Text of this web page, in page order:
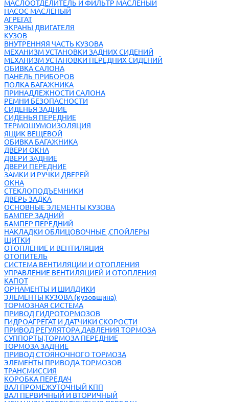
МАСЛООТДЕЛИТЕЛЬ И ФИЛЬТР МАСЛЕНЫЙ
НАСОС МАСЛЕНЫЙ
АГРЕГАТ
ЭКРАНЫ ДВИГАТЕЛЯ
КУЗОВ
ВНУТРЕННЯЯ ЧАСТЬ КУЗОВА
МЕХАНИЗМ УСТАНОВКИ ЗАДНИХ СИДЕНИЙ
МЕХАНИЗМ УСТАНОВКИ ПЕРЕДНИХ СИДЕНИЙ
ОБИВКА САЛОНА
ПАНЕЛЬ ПРИБОРОВ
ПОЛКА БАГАЖНИКА
ПРИНАДЛЕЖНОСТИ САЛОНА
РЕМНИ БЕЗОПАСНОСТИ
СИДЕНЬЯ ЗАДНИЕ
СИДЕНЬЯ ПЕРЕДНИЕ
ТЕРМОШУМОИЗОЛЯЦИЯ
ЯЩИК ВЕЩЕВОЙ
ОБИВКА БАГАЖНИКА
ДВЕРИ ОКНА
ДВЕРИ ЗАДНИЕ
ДВЕРИ ПЕРЕДНИЕ
ЗАМКИ И РУЧКИ ДВЕРЕЙ
ОКНА
СТЕКЛОПОДЪЕМНИКИ
ДВЕРЬ ЗАДКА
ОСНОВНЫЕ ЭЛЕМЕНТЫ КУЗОВА
БАМПЕР ЗАДНИЙ
БАМПЕР ПЕРЕДНИЙ
НАКЛАДКИ ОБЛИЦОВОЧНЫЕ ,СПОЙЛЕРЫ
ЩИТКИ
ОТОПЛЕНИЕ И ВЕНТИЛЯЦИЯ
ОТОПИТЕЛЬ
СИСТЕМА ВЕНТИЛЯЦИИ И ОТОПЛЕНИЯ
УПРАВЛЕНИЕ ВЕНТИЛЯЦИЕЙ И ОТОПЛЕНИЯ
КАПОТ
ОРНАМЕНТЫ И ШИЛДИКИ
ЭЛЕМЕНТЫ КУЗОВА (кузовщина)
ТОРМОЗНАЯ СИСТЕМА
ПРИВОД ГИДРОТОРМОЗОВ
ГИДРОАГРЕГАТ И ДАТЧИКИ СКОРОСТИ
ПРИВОД РЕГУЛЯТОРА ДАВЛЕНИЯ ТОРМОЗА
СУППОРТЫ,ТОРМОЗА ПЕРЕДНИЕ
ТОРМОЗА ЗАДНИЕ
ПРИВОД СТОЯНОЧНОГО ТОРМОЗА
ЭЛЕМЕНТЫ ПРИВОДА ТОРМОЗОВ
ТРАНСМИССИЯ
КОРОБКА ПЕРЕДАЧ
ВАЛ ПРОМЕЖУТОЧНЫЙ КПП
ВАЛ ПЕРВИЧНЫЙ И ВТОРИЧНЫЙ